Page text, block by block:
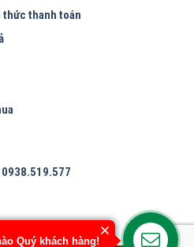
Quý khách hàng!
thức thanh toán